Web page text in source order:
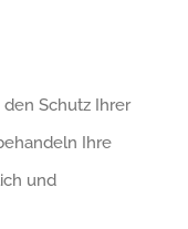
Schutz Ihrer
Ihre
und